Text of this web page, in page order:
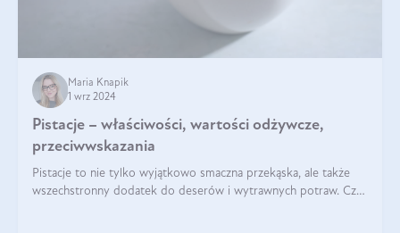
Maria Knapik
1 wrz 2024
Pistacje – właściwości, wartości odżywcze,
przeciwwskazania
Pistacje to nie tylko wyjątkowo smaczna przekąska, ale także
wszechstronny dodatek do deserów i wytrawnych potraw. Czy